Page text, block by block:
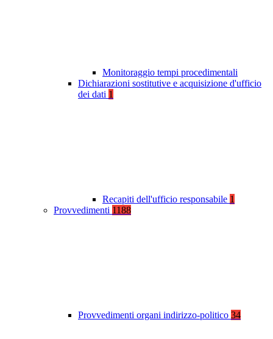
Monitoraggio tempi procedimentali
Dichiarazioni sostitutive e acquisizione d'ufficio
dei dati 1
Recapiti dell'ufficio responsabile 1
Provvedimenti 1188
Provvedimenti organi indirizzo-politico 34